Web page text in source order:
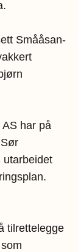
Smååsan-
har på
utarbeidet
tilrettelegge